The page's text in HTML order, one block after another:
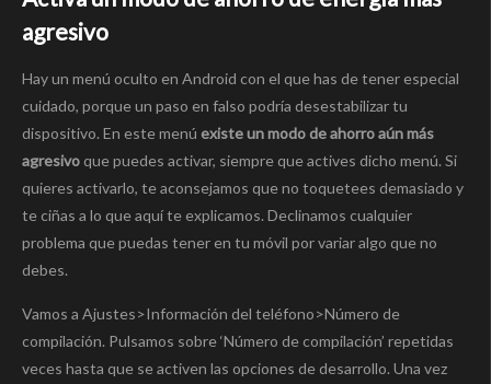
agresivo
Hay un menú oculto en Android con el que has de tener especial
cuidado, porque un paso en falso podría desestabilizar tu
dispositivo. En este menú existe un modo de ahorro aún más
agresivoque puedes activar, siempre que actives dicho menú. Si
quieres activarlo, te aconsejamos que no toquetees demasiado y
te ciñas a lo que aquí te explicamos. Declinamos cualquier
problema que puedas tener en tu móvil por variar algo que no
debes.
Vamos a Ajustes>Información del teléfono>Número de
compilación. Pulsamos sobre ‘Número de compilación’ repetidas
veces hasta que se activen las opciones de desarrollo. Una vez